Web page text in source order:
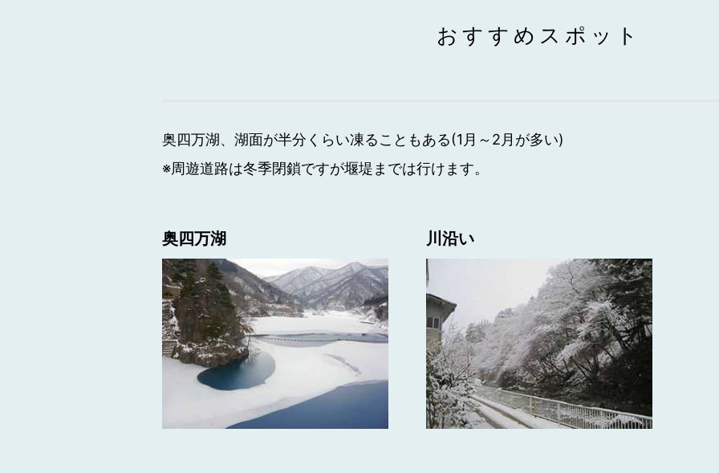
おすすめスポット
奥四万湖、湖面が半分くらい凍ることもある(1月～2月が多い)
※周遊道路は冬季閉鎖ですが堰堤までは行けます。
奥四万湖 川沿い